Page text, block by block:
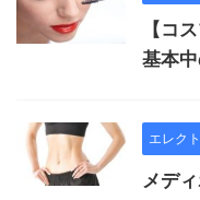
【コ
基本
エレク
メデ